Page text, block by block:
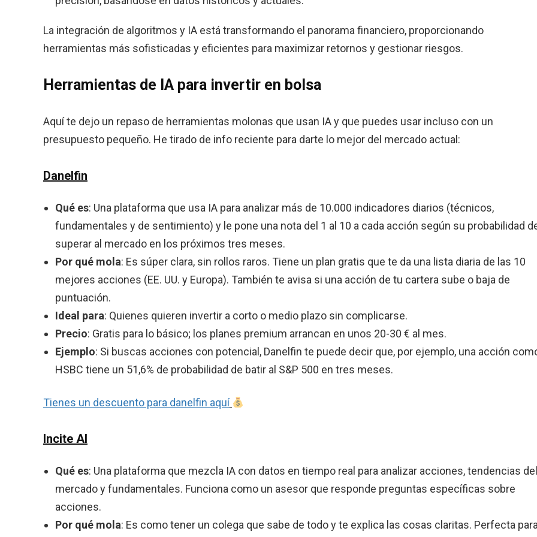
La integración de algoritmos y IA está transformando el panorama financiero, proporcionando
herramientas más sofisticadas y eficientes para maximizar retornos y gestionar riesgos.
Herramientas de IA para invertir en bolsa
Aquí te dejo un repaso de herramientas molonas que usan IA y que puedes usar incluso con un
presupuesto pequeño. He tirado de info reciente para darte lo mejor del mercado actual:
Danelfin
Qué es: Una plataforma que usa IA para analizar más de 10.000 indicadores diarios (técnicos,
fundamentales y de sentimiento) y le pone una nota del 1 al 10 a cada acción según su probabilidad
superar al mercado en los próximos tres meses.
Por qué mola: Es súper clara, sin rollos raros. Tiene un plan gratis que te da una lista diaria de las 10
mejores acciones (EE. UU. y Europa). También te avisa si una acción de tu cartera sube o baja de
puntuación.
Ideal para: Quienes quieren invertir a corto o medio plazo sin complicarse.
Precio: Gratis para lo básico; los planes premium arrancan en unos 20-30 € al mes.
Ejemplo: Si buscas acciones con potencial, Danelfin te puede decir que, por ejemplo, una acción
HSBC tiene un 51,6% de probabilidad de batir al S&P 500 en tres meses.
Tienes un descuento para danelfin aquí
Incite AI
Qué es: Una plataforma que mezcla IA con datos en tiempo real para analizar acciones, tendencias del
mercado y fundamentales. Funciona como un asesor que responde preguntas específicas sobre
acciones.
Por qué mola: Es como tener un colega que sabe de todo y te explica las cosas claritas. Perfecta